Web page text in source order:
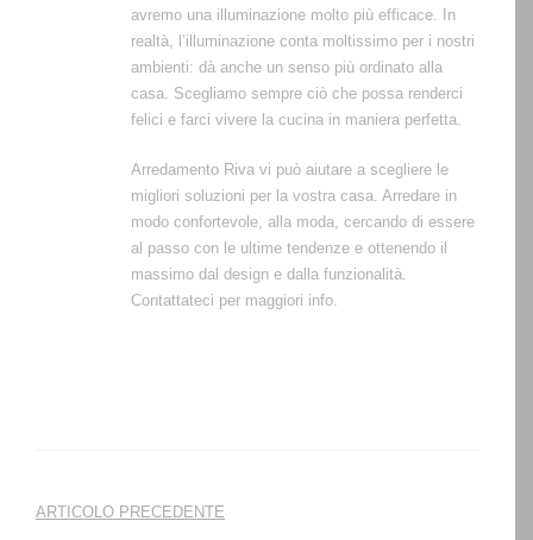
avremo una illuminazione molto più efficace. In
realtà, l’illuminazione conta moltissimo per i nostri
ambienti: dà anche un senso più ordinato alla
casa. Scegliamo sempre ciò che possa renderci
felici e farci vivere la cucina in maniera perfetta.
Arredamento Riva vi può aiutare a scegliere le
migliori soluzioni per la vostra casa. Arredare in
modo confortevole, alla moda, cercando di essere
al passo con le ultime tendenze e ottenendo il
massimo dal design e dalla funzionalità.
Contattateci per maggiori info.
Navigazione
ARTICOLO PRECEDENTE